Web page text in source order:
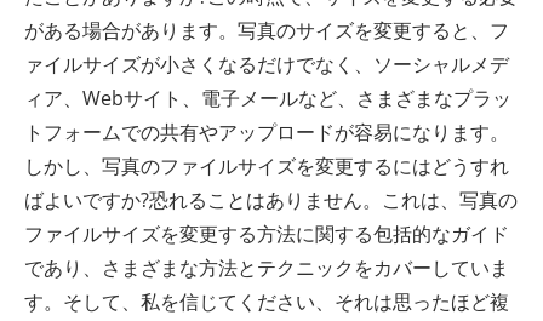
がある場合があります。写真のサイズを変更すると、フ
ァイルサイズが小さくなるだけでなく、ソーシャルメデ
ィア、Webサイト、電子メールなど、さまざまなプラッ
トフォームでの共有やアップロードが容易になります。
しかし、写真のファイルサイズを変更するにはどうすれ
ばよいですか?恐れることはありません。これは、写真の
ファイルサイズを変更する方法に関する包括的なガイド
であり、さまざまな方法とテクニックをカバーしていま
す。そして、私を信じてください、それは思ったほど複